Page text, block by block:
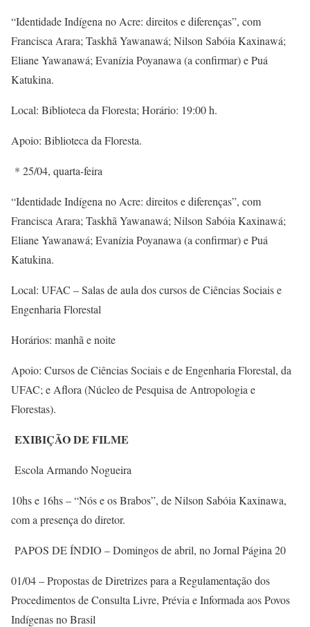
“Identidade Indígena no Acre: direitos e diferenças”, com
Francisca Arara; Taskhã Yawanawá; Nilson Sabóia Kaxinawá;
Eliane Yawanawá; Evanízia Poyanawa (a confirmar) e Puá
Katukina.
Local: Biblioteca da Floresta; Horário: 19:00 h.
Apoio: Biblioteca da Floresta.
* 25/04, quarta-feira
“Identidade Indígena no Acre: direitos e diferenças”, com
Francisca Arara; Taskhã Yawanawá; Nilson Sabóia Kaxinawá;
Eliane Yawanawá; Evanízia Poyanawa (a confirmar) e Puá
Katukina.
Local: UFAC – Salas de aula dos cursos de Ciências Sociais e
Engenharia Florestal
Horários: manhã e noite
Apoio: Cursos de Ciências Sociais e de Engenharia Florestal, da
UFAC; e Aflora (Núcleo de Pesquisa de Antropologia e
Florestas).
EXIBIÇÃO DE FILME
Escola Armando Nogueira
10hs e 16hs – “Nós e os Brabos”, de Nilson Sabóia Kaxinawa,
com a presença do diretor.
PAPOS DE ÍNDIO – Domingos de abril, no Jornal Página 20
01/04 – Propostas de Diretrizes para a Regulamentação dos
Procedimentos de Consulta Livre, Prévia e Informada aos Povos
Indígenas no Brasil